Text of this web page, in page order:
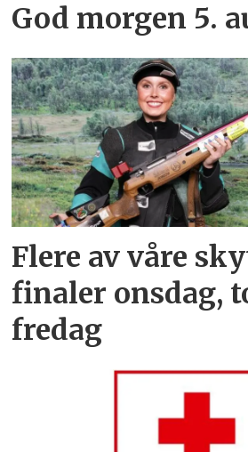
God morgen 5.
Flere av våre
finaler onsdag,
fredag